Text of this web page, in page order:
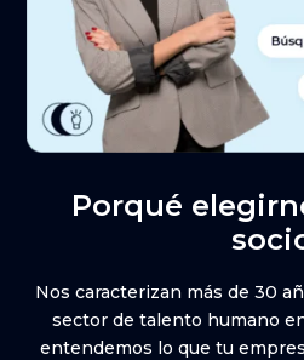
Porqué
Nos caracterizan más de 30
sector de talento humano
entendemos lo que tu